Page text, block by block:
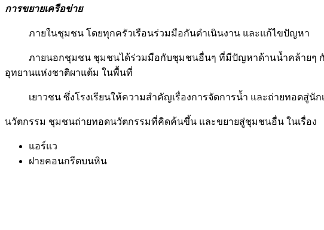
การขยายเครือข่าย
ภายในชุมชน โดยทุกครัวเรือนร่วมมือกันดำเนินงาน และแก้ไขปัญหา
ภายนอกชุมชน ชุมชนได้ร่วมมือกับชุมชนอื่นๆ ที่มีปัญหาด้านน้ำคล้ายๆ กั
อุทยานแห่งชาติผาแต้ม ในพื้นที่
เยาวชน ซึ่งโรงเรียนให้ความสำคัญเรื่องการจัดการน้ำ และถ่ายทอดสู่นัก
นวัตกรรม ชุมชนถ่ายทอดนวัตกรรมที่คิดค้นขึ้น และขยายสู่ชุมชนอื่น ในเรื่อง
แอร์แว
ฝายคอนกรีตบนหิน